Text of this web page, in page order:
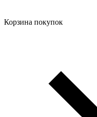
Корзина покупок